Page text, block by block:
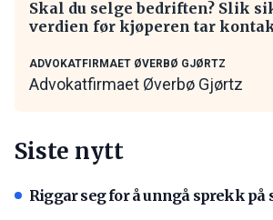
Skal du selge bedriften? Slik
verdien før kjøperen tar
ADVOKATFIRMAET ØVERBØ GJØRTZ
Advokatfirmaet Øverbø Gjørtz
Siste nytt
Riggar seg for å unngå sprekk